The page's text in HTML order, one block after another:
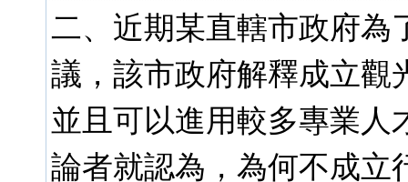
二、近期某直轄市政府為
議，該市政府解釋成立觀
並且可以進用較多專業人
論者就認為，為何不成立